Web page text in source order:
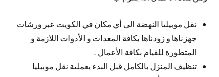
نقل موبيليا النهضة الى أي مكان في الكويت عبر ورشات
جهزناها و زودناها بكافة المعدات و الأدوات اللازمة و
المتطورة للقيام بكافة الأعمال .
تنظيف المنزل بالكامل قبل البدء يعملية نقل موبيليا